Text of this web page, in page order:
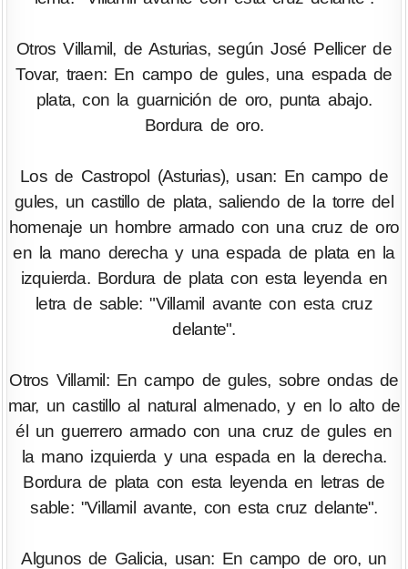
Otros Villamil, de Asturias, según José Pellicer de
Tovar, traen: En campo de gules, una espada de
plata, con la guarnición de oro, punta abajo.
Bordura de oro.
Los de Castropol (Asturias), usan: En campo de
gules, un castillo de plata, saliendo de la torre del
homenaje un hombre armado con una cruz de oro
en la mano derecha y una espada de plata en la
izquierda. Bordura de plata con esta leyenda en
letra de sable: "Villamil avante con esta cruz
delante".
Otros Villamil: En campo de gules, sobre ondas de
mar, un castillo al natural almenado, y en lo alto de
él un guerrero armado con una cruz de gules en
la mano izquierda y una espada en la derecha.
Bordura de plata con esta leyenda en letras de
sable: "Villamil avante, con esta cruz delante".
Algunos de Galicia, usan: En campo de oro, un